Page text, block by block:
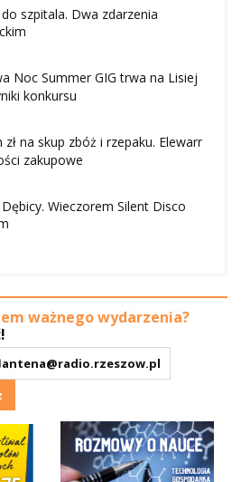
szpitala. Dwa zdarzenia
Noc Summer GIG trwa na Lisiej
konkursu
zł na skup zbóż i rzepaku. Elewarr
zakupowe
Wieczorem Silent Disco
ważnego wydarzenia?
antena@radio.rzeszow.pl